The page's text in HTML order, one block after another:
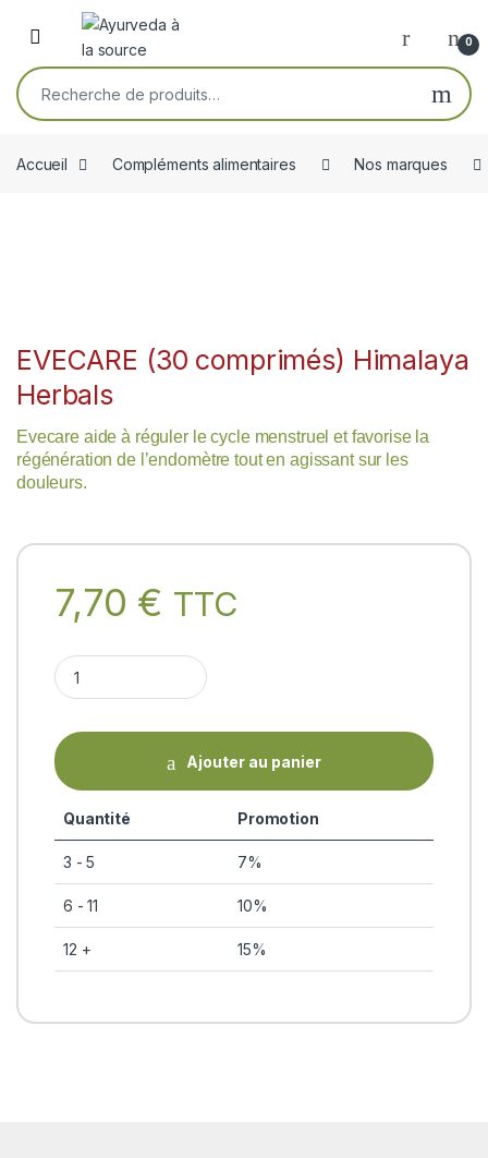
Skip to navigation
Skip to content
Open 0
Recherche pour :
Accueil Compléments alimentaires Nos marques
EVECARE (30 comprimés) Himalaya
Herbals
Evecare aide à réguler le cycle menstruel et favorise la
régénération de l’endomètre tout en agissant sur les
douleurs.
7,70 € TTC
EVECARE (30 comprimés) Himalaya Herbals quantity
Ajouter au panier
Quantité Promotion
3 - 5 7%
6 - 11 10%
12 + 15%